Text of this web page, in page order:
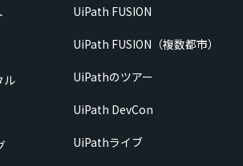
ル
UiPath FUSION
UiPath FUSION（複数都市）
UiPathのツアー
UiPath DevCon
UiPathライブ